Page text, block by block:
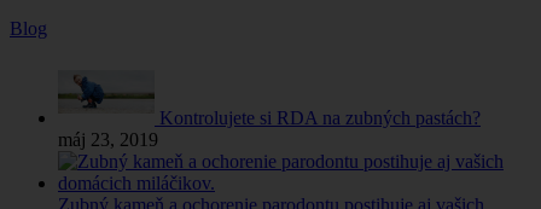
Blog
Kontrolujete si RDA na zubných pastách?
máj 23, 2019